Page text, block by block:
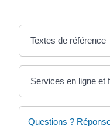
Textes de référence
Services en ligne et
Questions ?